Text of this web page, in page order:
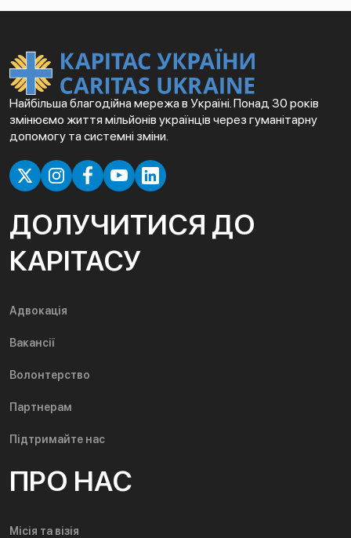
Найбільша благодійна мережа в Україні. Понад 30 років
змінюємо життя мільйонів українців через гуманітарну
допомогу та системні зміни.
ДОЛУЧИТИСЯ ДО
КАРІТАСУ
Адвокація
Вакансії
Волонтерство
Партнерам
Підтримайте нас
ПРО НАС
Місія та візія